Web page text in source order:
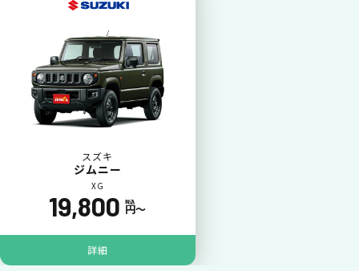
カードで支払い
普段のお買い物同様、お車の月々利用料をカ
ード払いが可能です。
スズキ
ジムニー
XG
19,800 税込
円〜
詳細